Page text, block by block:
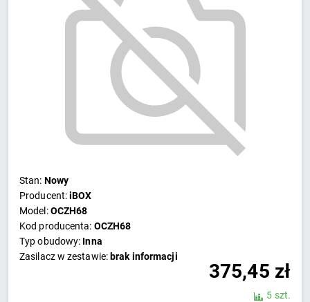
Stan: Nowy
Producent:iBOX
Model:OCZH68
Kod producenta: OCZH68
Typ obudowy: Inna
Zasilacz w zestawie: brak informacji
375,45 zł
5 szt.